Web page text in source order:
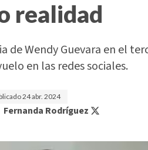
realidad
de Wendy Guevara en el
en las redes sociales.
24 abr. 2024
Fernanda Rodríguez